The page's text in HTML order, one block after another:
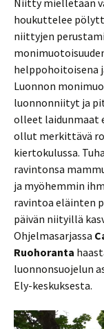
houkuttelee
niittyjen
helppohoitoisena
Luonnon
luonnonniityt ja
olleet laidunmaat
ollut merkittävä
kiertokulussa.
ravintonsa
ja myöhemmin
ravintoa eläinten
päivän niityillä
Ohjelmasarjassa
Ruohoranta
luonnonsuojelun
Ely-keskuksesta.